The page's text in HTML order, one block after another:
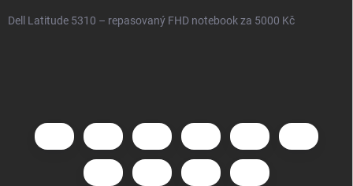
Dell Latitude 5310 – repasovaný FHD notebook za 5000 Kč